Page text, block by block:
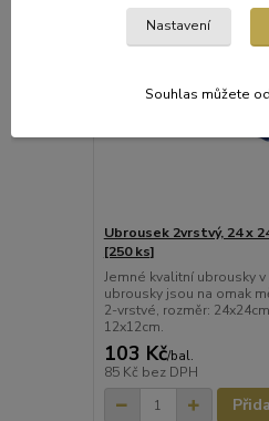
Ubrousek 2vrstvý, 24 x
[250 ks]
Jemné kvalitní ubrousky
ubrousky jsou na omak
2-vrstvé, rozměr:
12x12cm.
103 Kč/bal.
85 Kč bez DPH
Nastavení
Souhlas můžete